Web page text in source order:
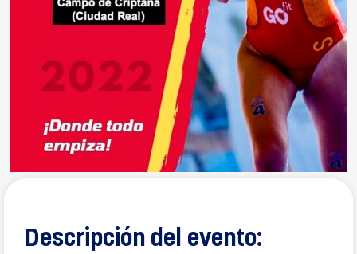
Descripción del evento: